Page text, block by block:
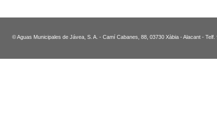
© Aguas Municipales de Jávea, S. A. - Camí Cabanes, 88, 03730 Xàbia - Alacant -